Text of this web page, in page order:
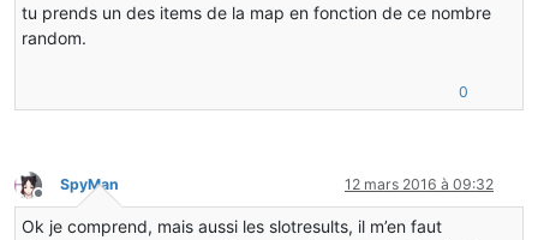
tu prends un des items de la map en fonction de ce nombre
random.
0
Hors-ligne
SpyMan 12 mars 2016 à 09:32
Ok je comprend, mais aussi les slotresults, il m’en faut